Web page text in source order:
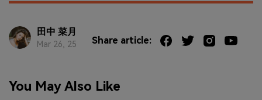
田中 菜月
Mar 26, 25 Share article:
You May Also Like